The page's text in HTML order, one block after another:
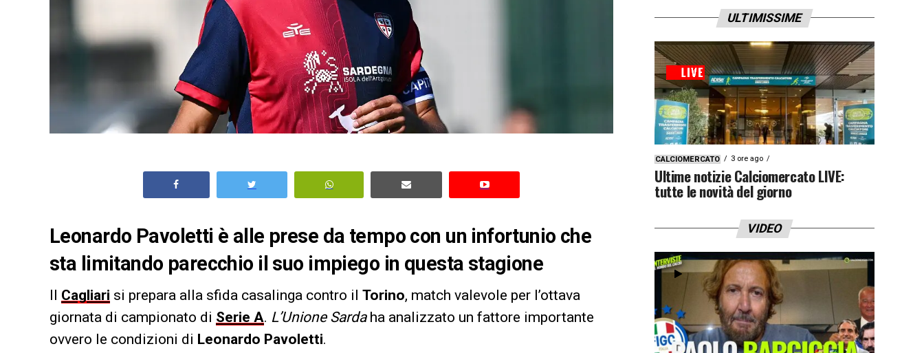
Leonardo Pavoletti è alle prese da tempo con un infortunio che
sta limitando parecchio il suo impiego in questa stagione
Il Cagliari si prepara alla sfida casalinga contro il Torino, match valevole per l’ottava
giornata di campionato di Serie A. L’Unione Sardaha analizzato un fattore importante
ovvero le condizioni di Leonardo Pavoletti.
ULTIMISSIME
CALCIOMERCATO 3 ore ago
Ultime notizie Calciomercato LIVE:
tutte le novità del giorno
VIDEO